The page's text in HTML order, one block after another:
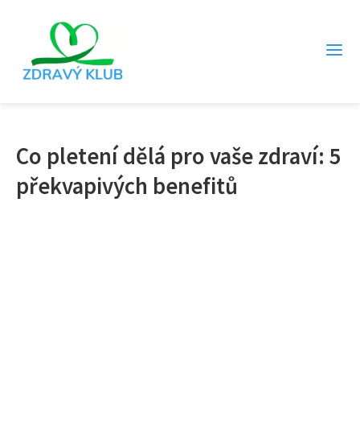
Co pletení dělá pro vaše zdraví: 5
překvapivých benefitů